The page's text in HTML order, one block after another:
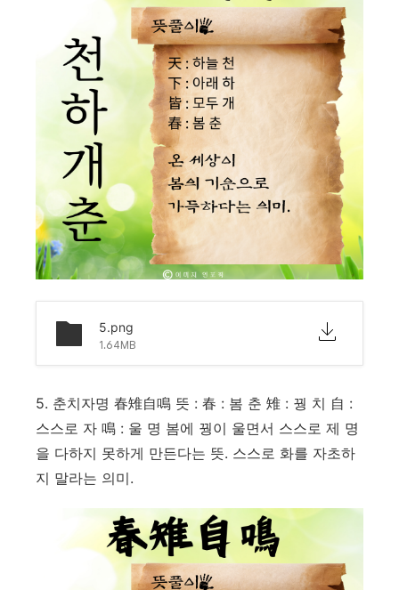
5.png
1.64MB
5. 춘치자명 春雉自鳴 뜻 : 春 : 봄 춘 雉 : 꿩 치 自 :
스스로 자 鳴 : 울 명 봄에 꿩이 울면서 스스로 제 명
을 다하지 못하게 만든다는 뜻. 스스로 화를 자초하
지 말라는 의미.